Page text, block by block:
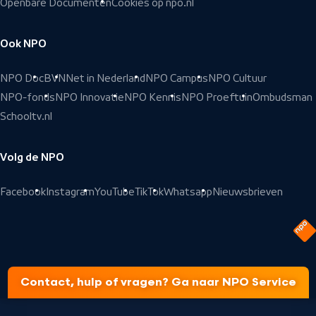
Openbare DocumentenCookies op npo.nl
Ook NPO
NPO DocBVN Net in Nederland NPO Campus NPO Cultuur
NPO-fonds NPO Innovatie NPO Kennis NPO ProeftuinOmbudsman
Schooltv.nl
Volg de NPO
Facebook InstagramYouTubeTikTokWhatsapp Nieuwsbrieven
Contact, hulp of vragen? Ga naar NPO Service